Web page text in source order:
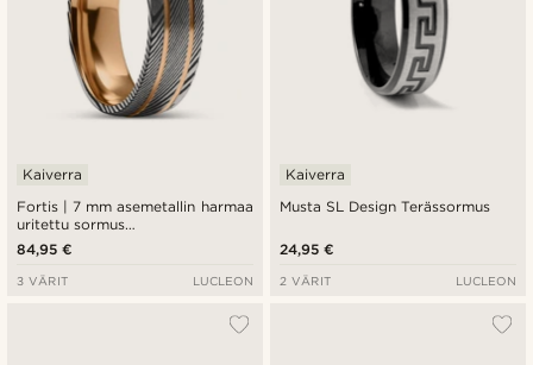
Fortis | 7 mm asemetallin harmaa
uritettu sormus
damaskiteräksestä ja ruusukullan
värisestä titaanista
Kaiverra
84,95 €
3 VÄRIT LUCLEON
Musta SL Design Terässormus
Kaiverra
24,95 €
2 VÄRIT LUCLEON